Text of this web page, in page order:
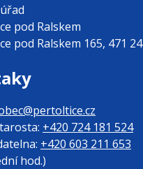
pod Ralskem
pod Ralskem 165, 471 24
+420 724 181 524
+420 603 211 653
hod.)